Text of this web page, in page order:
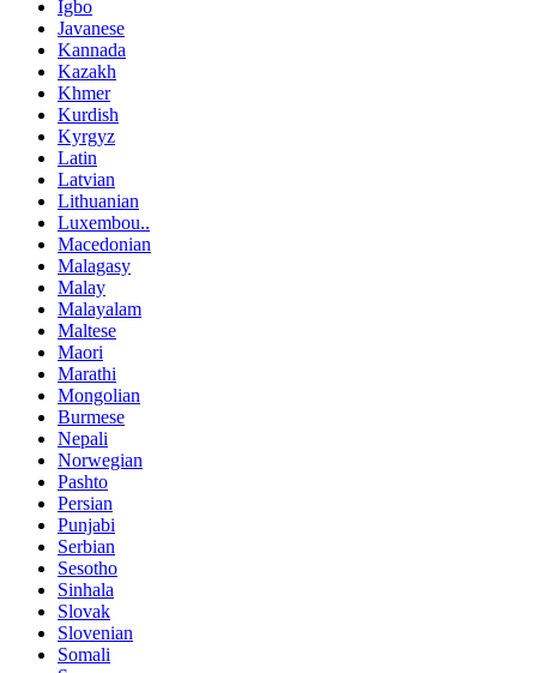
Igbo
Javanese
Kannada
Kazakh
Khmer
Kurdish
Kyrgyz
Latin
Latvian
Lithuanian
Luxembou..
Macedonian
Malagasy
Malay
Malayalam
Maltese
Maori
Marathi
Mongolian
Burmese
Nepali
Norwegian
Pashto
Persian
Punjabi
Serbian
Sesotho
Sinhala
Slovak
Slovenian
Somali